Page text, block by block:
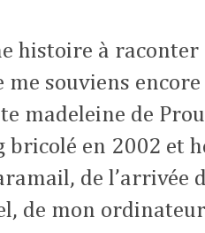
histoire à raconter
me souviens
madeleine de
bricolé en 2002 et
de l’arrivée
de mon